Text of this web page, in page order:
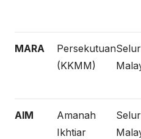
MARA
Persekutuan
(KKMM)
AIM
Amanah
Ikhtiar